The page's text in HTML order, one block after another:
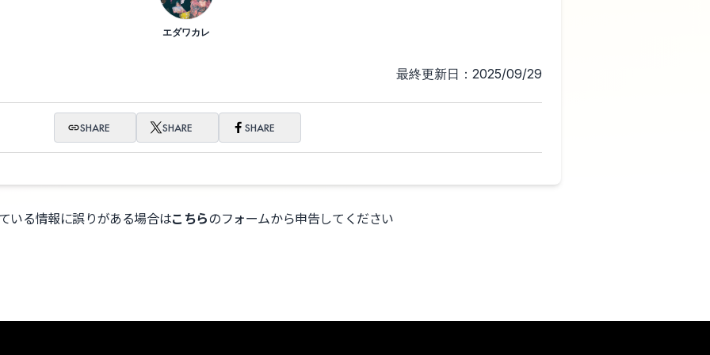
エダワカレ
最終更新日：2025/09/29
SHARE SHARE SHARE
いる情報に誤りがある場合はこちらのフォームから申告してください